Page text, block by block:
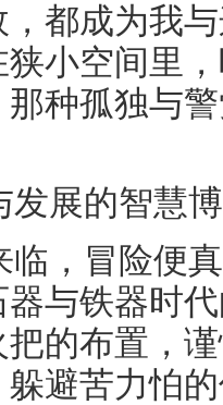
都成为我
小空间里
种孤独与
发展的智慧
临，冒险便
与铁器时
的布置，
避苦力怕